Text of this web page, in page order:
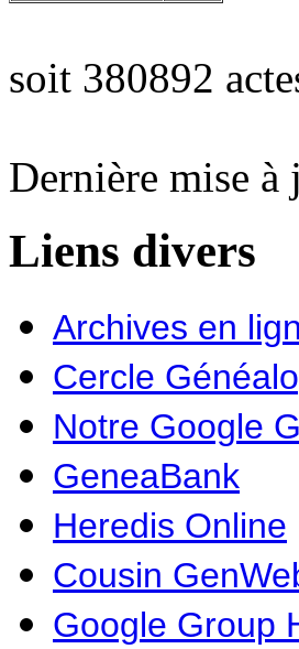
soit 380892
Dernière mise
Liens divers
Archives en
Cercle
Notre Google
GeneaBank
Heredis Online
Cousin
Google Group